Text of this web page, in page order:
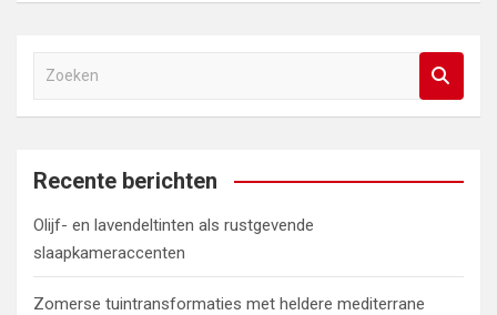
e
e
Recente berichten
Olijf- en lavendeltinten als rustgevende
slaapkameraccenten
Zomerse tuintransformaties met heldere mediterrane